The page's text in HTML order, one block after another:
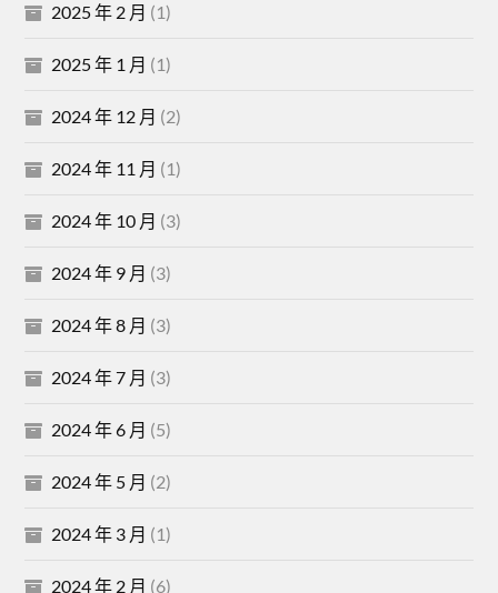
2025 年 2 月 (1)
2025 年 1 月 (1)
2024 年 12 月 (2)
2024 年 11 月 (1)
2024 年 10 月 (3)
2024 年 9 月 (3)
2024 年 8 月 (3)
2024 年 7 月 (3)
2024 年 6 月 (5)
2024 年 5 月 (2)
2024 年 3 月 (1)
2024 年 2 月 (6)